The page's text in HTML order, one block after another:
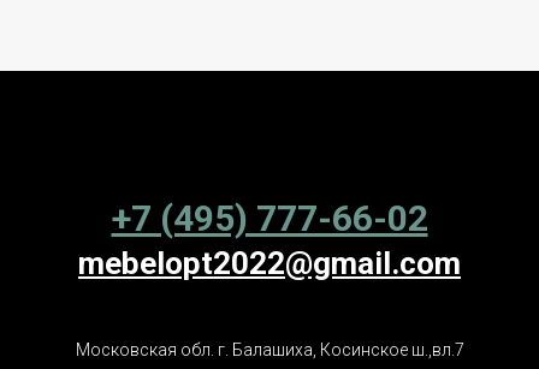
+7 (495) 777-66-02
mebelopt2022@gmail.com
Московская обл. г. Балашиха, Косинское ш.,вл.7